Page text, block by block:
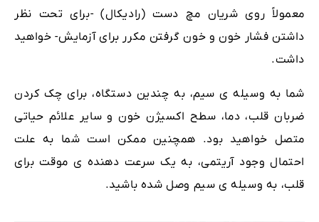
معمولاً روی شریان مچ دست (رادیکال) -برای تحت نظر
داشتن فشار خون و خون گرفتن مکرر برای آزمایش- خواهید
داشت.
شما به وسیله ی سیم، به چندین دستگاه، برای چک کردن
ضربان قلب، دما، سطح اکسیژن خون و سایر علائم حیاتی
متصل خواهید بود. همچنین ممکن است شما به علت
احتمال وجود آریتمی، به یک سرعت دهنده ی موقت برای
قلب، به وسیله ی سیم وصل شده باشید.